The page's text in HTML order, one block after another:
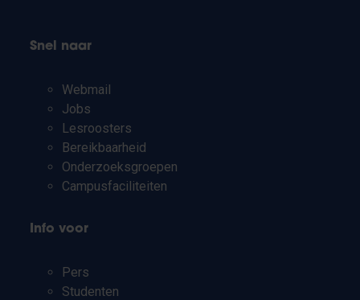
Snel naar
Webmail
Jobs
Lesroosters
Bereikbaarheid
Onderzoeksgroepen
Campusfaciliteiten
Info voor
Pers
Studenten